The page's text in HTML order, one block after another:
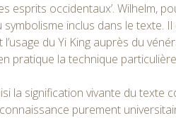
esprits occidentaux’. Wilhelm,
inclus dans le texte.
du Yi King auprès du
pratique la technique particulière
la signification vivante du texte
purement